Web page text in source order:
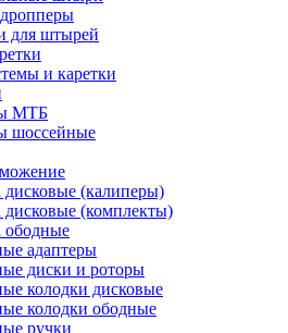
для штырей
и каретки
МТБ
шоссейные
дисковые (калиперы)
дисковые (комплекты)
ободные
адаптеры
диски и роторы
колодки дисковые
колодки ободные
ручки